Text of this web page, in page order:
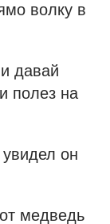
волку в
давай
полез на
он
медведь